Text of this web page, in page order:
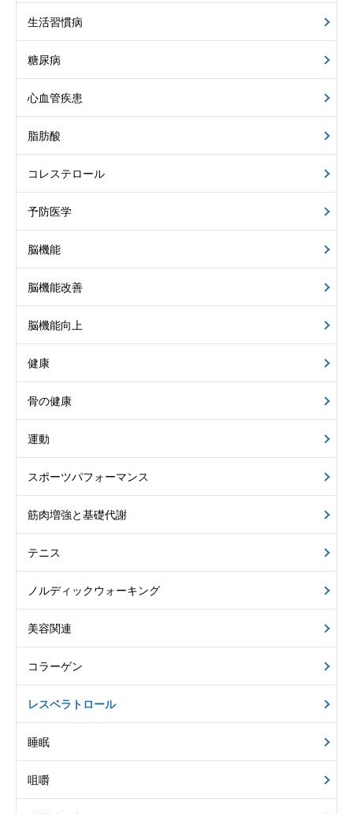
生活習慣病
糖尿病
心血管疾患
脂肪酸
コレステロール
予防医学
脳機能
脳機能改善
脳機能向上
健康
骨の健康
運動
スポーツパフォーマンス
筋肉増強と基礎代謝
テニス
ノルディックウォーキング
美容関連
コラーゲン
レスベラトロール
睡眠
咀嚼